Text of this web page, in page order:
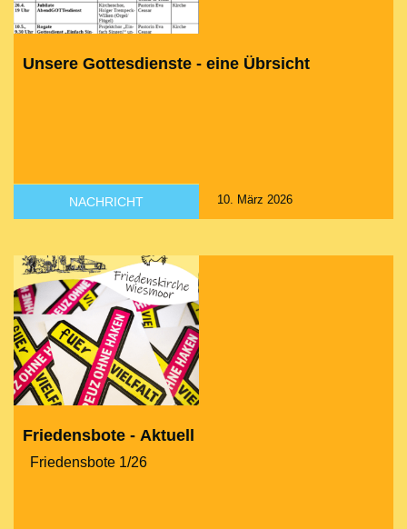
Unsere Gottesdienste - eine Übrsicht
NACHRICHT 10. März 2026
Friedensbote - Aktuell